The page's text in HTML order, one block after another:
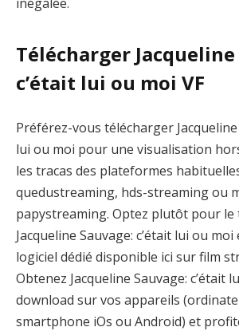
Télécharger Jacqueline
c’était lui ou moi VF
Préférez-vous télécharger Jacqueline
lui ou moi pour une visualisation
les tracas des plateformes
quedustreaming, hds-streaming ou
papystreaming. Optez plutôt pour
Jacqueline Sauvage: c’était lui ou
logiciel dédié disponible ici sur film
Obtenez Jacqueline Sauvage: c’était
download sur vos appareils
smartphone iOs ou Android) et